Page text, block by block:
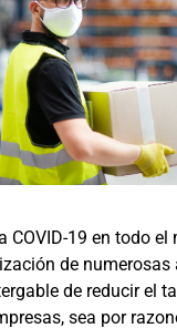
COVID-19 en todo el
de numerosas
de reducir el
sea por